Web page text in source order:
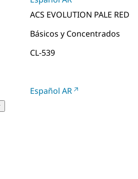
ACS EVOLUTION PALE RED
Básicos y Concentrados
CL-539
Español AR